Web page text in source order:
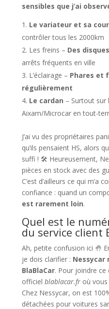
sensibles que j’ai
Le variateur et sa
contrôler tous les 2000km
Les freins – Des
arrêts fréquents en ville
L’éclairage – Phares et
régulièrement
Le cardan – Surtout sur
Aixam/Microcar en tout-
J’ai vu des propriétaires
qu’ils pensaient HS, alors
suffi ! 🛠️ Heureusement,
pièces en stock avec des
C’est d’ailleurs ce qui m’a
confiance : quand un
est rarement loin.
Quel est le
du service client
Ah, petite confusion ici 🤚
je dois clarifier : Nessycar
BlaBlaCar. Pour joindre ce
officiel blablacar.froù vous
Chez Nessycar, on est
détachées pour voitures